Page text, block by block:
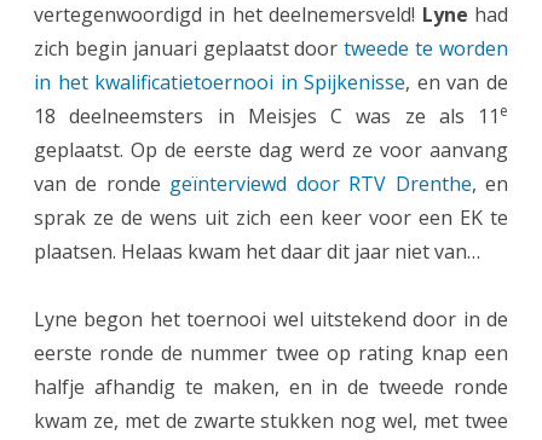
A
B
C
t
o
n
o
vertegenwoordigd in het deelnemersveld! Lyne had
zich begin januari geplaatst doortweede te worden
in het kwalificatietoernooi in Spijkenisse, en van de
18 deelneemsters in Meisjes C was ze als 11 e
geplaatst. Op de eerste dag werd ze voor aanvang
van de ronde geïnterviewd door RTV Drenthe, en
sprak ze de wens uit zich een keer voor een EK te
plaatsen. Helaas kwam het daar dit jaar niet van…
Lyne begon het toernooi wel uitstekend door in de
eerste ronde de nummer twee op rating knap een
halfje afhandig te maken, en in de tweede ronde
kwam ze, met de zwarte stukken nog wel, met twee